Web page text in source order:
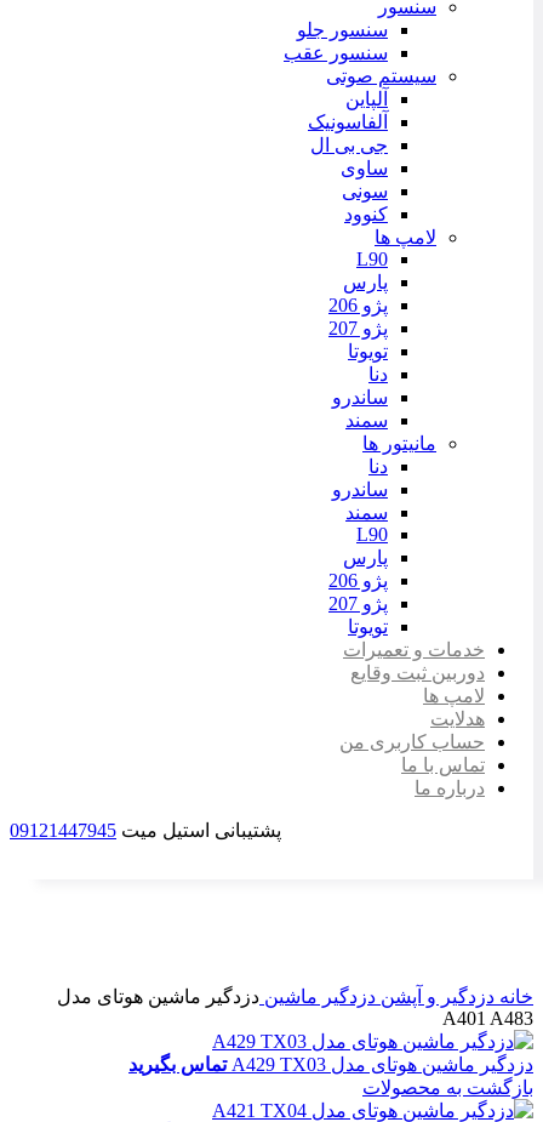
سنسور
سنسور جلو
سنسور عقب
سیستم صوتی
آلپاین
آلفاسونیک
جی بی ال
ساوی
سونی
کنوود
لامپ ها
L90
پارس
پژو 206
پژو 207
تویوتا
دنا
ساندرو
سمند
مانیتور ها
دنا
ساندرو
سمند
L90
پارس
پژو 206
پژو 207
تویوتا
خدمات و تعمیرات
دوربین ثبت وقایع
لامپ ها
هدلایت
حساب کاربری من
تماس با ما
درباره ما
پشتیبانی استیل میت 09121447945
خانه دزدگیر و آپشن دزدگیر ماشین دزدگیر ماشین هوتای مدل
A401 A483
دزدگیر ماشین هوتای مدل A429 TX03
تماس بگیرید
بازگشت به محصولات